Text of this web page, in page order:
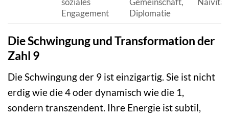
Engagement
Diplomatie
Die Schwingung und Transformation der
Zahl 9
Die Schwingung der 9 ist einzigartig. Sie ist nicht
erdig wie die 4 oder dynamisch wie die 1,
sondern transzendent. Ihre Energie ist subtil,